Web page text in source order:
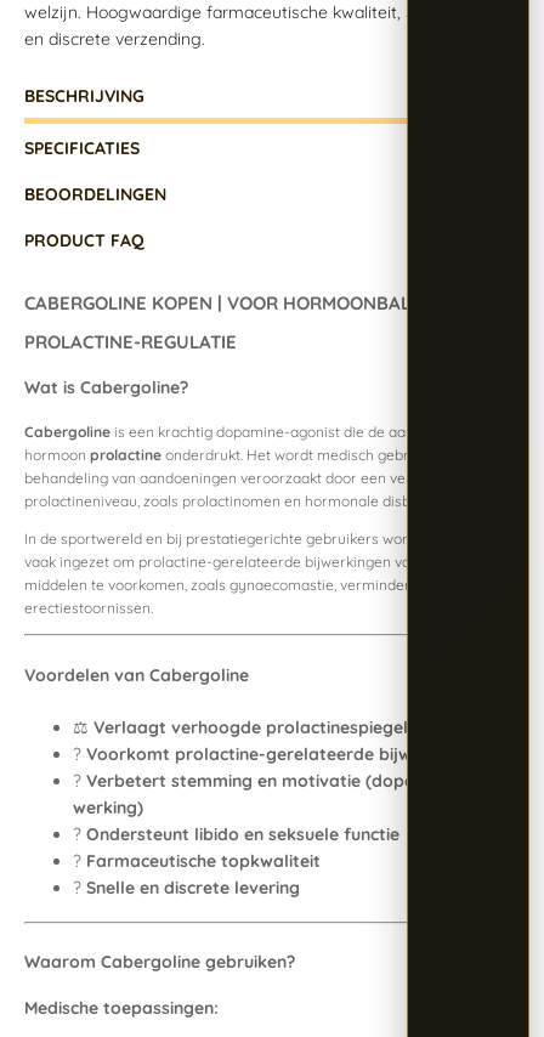
welzijn. Hoogwaardige farmaceutische kwaliteit, snelle levering
en discrete verzending.
BESCHRIJVING
SPECIFICATIES
BEOORDELINGEN
PRODUCT FAQ
CABERGOLINE KOPEN | VOOR HORMOONBALANS EN
PROLACTINE-REGULATIE
Wat is Cabergoline?
Cabergoline is een krachtig dopamine-agonist die de aanmaak van het
hormoon prolactine onderdrukt. Het wordt medisch gebruikt voor de
behandeling van aandoeningen veroorzaakt door een verhoogd
prolactineniveau, zoals prolactinomen en hormonale disbalans.
In de sportwereld en bij prestatiegerichte gebruikers wordt Cabergoline
vaak ingezet om prolactine-gerelateerde bijwerkingen van anabole
middelen te voorkomen, zoals gynaecomastie, verminderde libido en
erectiestoornissen.
Voordelen van Cabergoline
⚖️ Verlaagt verhoogde prolactinespiegels
? Voorkomt prolactine-gerelateerde bijwerkingen
? Verbetert stemming en motivatie (dopaminerge
werking)
? Ondersteunt libido en seksuele functie
? Farmaceutische topkwaliteit
? Snelle en discrete levering
Waarom Cabergoline gebruiken?
Medische toepassingen: